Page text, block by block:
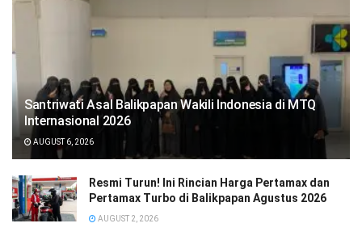
Santriwati Asal Balikpapan Wakili Indonesia di MTQ
Internasional 2026
AUGUST 6, 2026
Resmi Turun! Ini Rincian Harga Pertamax dan
Pertamax Turbo di Balikpapan Agustus 2026
AUGUST 2, 2026